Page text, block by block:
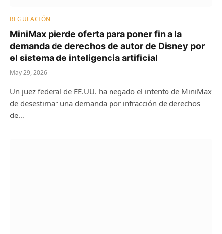
REGULACIÓN
MiniMax pierde oferta para poner fin a la
demanda de derechos de autor de Disney por
el sistema de inteligencia artificial
May 29, 2026
Un juez federal de EE.UU. ha negado el intento de MiniMax
de desestimar una demanda por infracción de derechos
de…